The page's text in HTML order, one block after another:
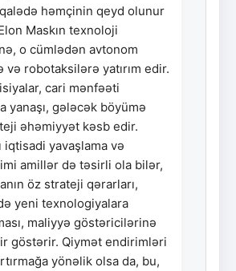
həmçinin qeyd olunur
Maskın texnoloji
o cümlədən avtonom
və robotaksilərə yatırım edir.
cari mənfəəti
yanaşı, gələcək böyümə
əhəmiyyət kəsb edir.
iqtisadi yavaşlama və
amillər də təsirli ola bilər,
öz strateji qərarları,
yeni texnologiyalara
maliyyə göstəricilərinə
göstərir. Qiymət endirimləri
yönəlik olsa da, bu,